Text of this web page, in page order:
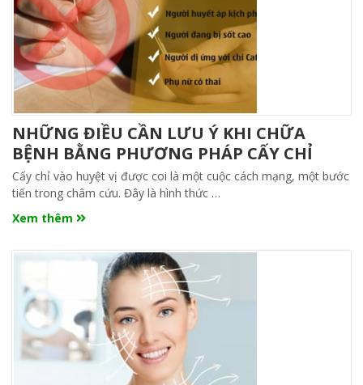
NHỮNG ĐIỀU CẦN LƯU Ý KHI CHỮA
BỆNH BẰNG PHƯƠNG PHÁP CẤY CHỈ
Cấy chỉ vào huyệt vị được coi là một cuộc cách mạng, một bước
tiến trong châm cứu. Đây là hình thức …
Xem thêm